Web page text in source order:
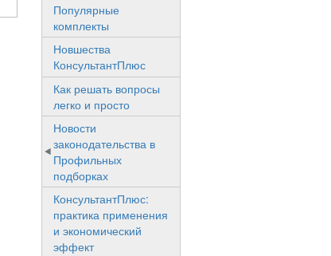
Популярные
комплекты
Новшества
КонсультантПлюс
Как решать вопросы
легко и просто
Новости
законодательства в
Профильных
подборках
КонсультантПлюс:
практика применения
и экономический
эффект